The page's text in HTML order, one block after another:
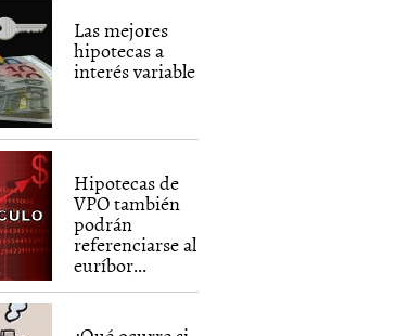
Las mejores
hipotecas a
interés variable
Hipotecas de
VPO también
podrán
referenciarse al
euríbor...